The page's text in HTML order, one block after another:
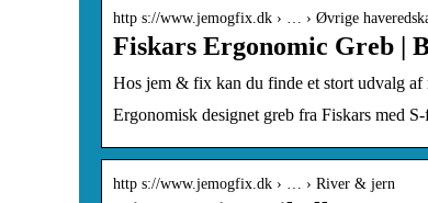
http s://www.jemogfix.dk › … › Øvrige
Fiskars Ergonomic Greb |
Hos jem & fix kan du finde et stort udvalg
Ergonomisk designet greb fra Fiskars med
http s://www.jemogfix.dk › … › River & jern